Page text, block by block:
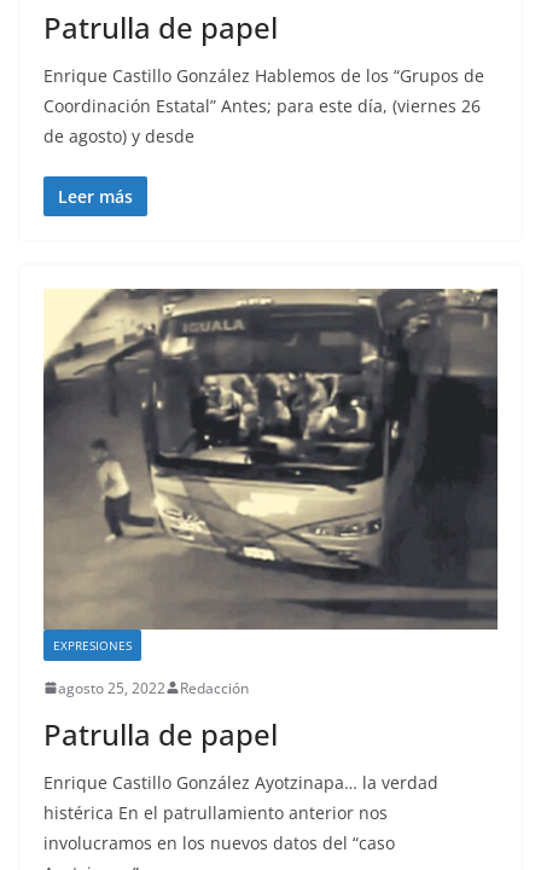
Patrulla de papel
Enrique Castillo González Hablemos de los “Grupos de
Coordinación Estatal” Antes; para este día, (viernes 26
de agosto) y desde
Leer más
EXPRESIONES
agosto 25, 2022 Redacción
Patrulla de papel
Enrique Castillo González Ayotzinapa… la verdad
histérica En el patrullamiento anterior nos
involucramos en los nuevos datos del “caso